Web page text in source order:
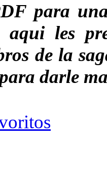
para
aqui les
de la
darle